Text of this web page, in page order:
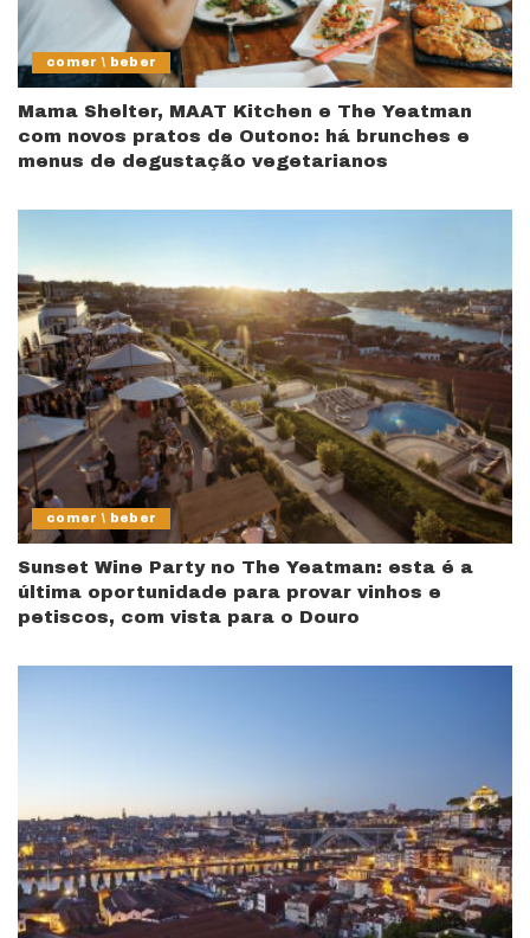
comer \ beber
Mama Shelter, MAAT Kitchen e The Yeatman
com novos pratos de Outono: há brunches e
menus de degustação vegetarianos
comer \ beber
Sunset Wine Party no The Yeatman: esta é a
última oportunidade para provar vinhos e
petiscos, com vista para o Douro